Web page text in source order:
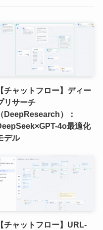
【チャットフロー】ディー
リサーチ
（DeepResearch）：
4o最適化
デル
【チャットフロー】URL-